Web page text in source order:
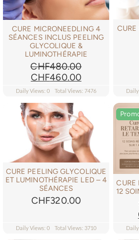
CURE MICRONEEDLING 4
SÉANCES INCLUS PEELING
GLYCOLIQUE &
LUMINOTHÉRAPIE
CHF480.00
Le
prix
était :
CHF480.00.
CHF460.00Le
prix
est :
CHF460.00.
Daily Views: 0 Total Views: 7476
CURE
CURE PEELING GLYCOLIQUE
ET LUMINOTHÉRAPIE LED – 4
SÉANCES
CHF320.00
Daily Views: 0 Total Views: 3710
CURE
12
Daily